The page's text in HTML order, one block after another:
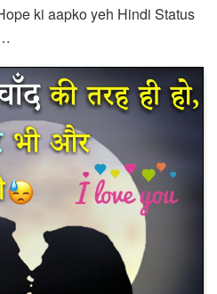
ki aapko yeh Hindi Status